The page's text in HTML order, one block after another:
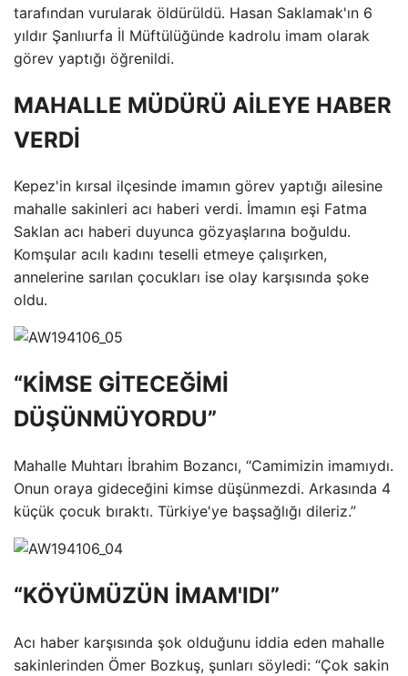
tarafından vurularak öldürüldü. Hasan Saklamak'ın 6
yıldır Şanlıurfa İl Müftülüğünde kadrolu imam olarak
görev yaptığı öğrenildi.
MAHALLE MÜDÜRÜ AİLEYE HABER
VERDİ
Kepez'in kırsal ilçesinde imamın görev yaptığı ailesine
mahalle sakinleri acı haberi verdi. İmamın eşi Fatma
Saklan acı haberi duyunca gözyaşlarına boğuldu.
Komşular acılı kadını teselli etmeye çalışırken,
annelerine sarılan çocukları ise olay karşısında şoke
oldu.
“KİMSE GİTECEĞİMİ
DÜŞÜNMÜYORDU”
Mahalle Muhtarı İbrahim Bozancı, “Camimizin imamıydı.
Onun oraya gideceğini kimse düşünmezdi. Arkasında 4
küçük çocuk bıraktı. Türkiye'ye başsağlığı dileriz.”
“KÖYÜMÜZÜN İMAM'IDI”
Acı haber karşısında şok olduğunu iddia eden mahalle
sakinlerinden Ömer Bozkuş, şunları söyledi: “Çok sakin